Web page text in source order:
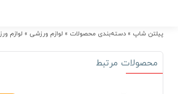
پیلتن شاپ » دسته‌بندی محصولات » لوازم ورزشی » لوازم
محصولات مرتبط